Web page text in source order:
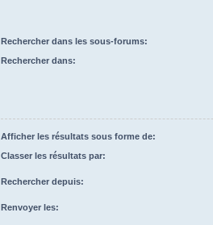
Rechercher dans les sous-forums:
Rechercher dans:
Afficher les résultats sous forme de:
Classer les résultats par:
Rechercher depuis:
Renvoyer les: